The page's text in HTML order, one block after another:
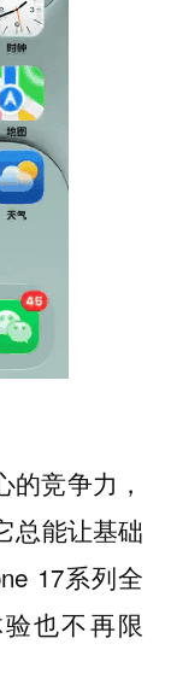
竞争力，
总能让基础
17系列全
也不再限